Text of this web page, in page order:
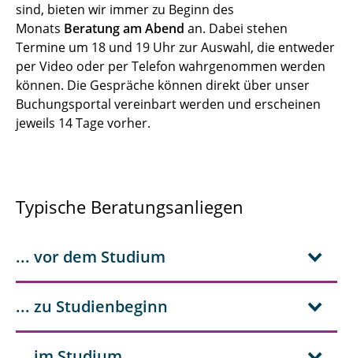
sind, bieten wir immer zu Beginn des
Monats Beratung am Abend an. Dabei stehen
Termine um 18 und 19 Uhr zur Auswahl, die entweder
per Video oder per Telefon wahrgenommen werden
können. Die Gespräche können direkt über unser
Buchungsportal vereinbart werden und erscheinen
jeweils 14 Tage vorher.
Typische Beratungsanliegen
... vor dem Studium
... zu Studienbeginn